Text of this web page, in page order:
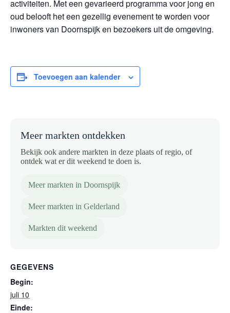
activiteiten. Met een gevarieerd programma voor jong en
oud belooft het een gezellig evenement te worden voor
inwoners van Doornspijk en bezoekers uit de omgeving.
Toevoegen aan kalender
Meer markten ontdekken
Bekijk ook andere markten in deze plaats of regio, of
ontdek wat er dit weekend te doen is.
Meer markten in Doornspijk
Meer markten in Gelderland
Markten dit weekend
GEGEVENS
Begin:
juli 10
Einde: